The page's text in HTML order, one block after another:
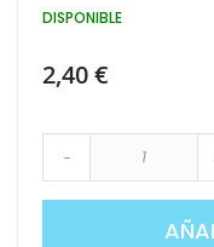
la
de
imágenes
DISPONIBLE
2,40 €
-